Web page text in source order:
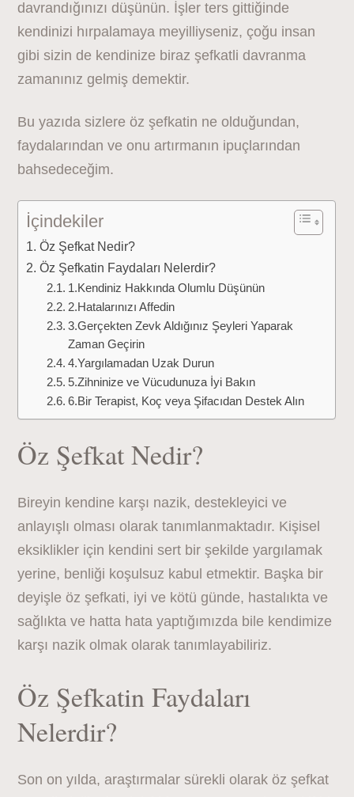
davrandığınızı düşünün. İşler ters gittiğinde
kendinizi hırpalamaya meyilliyseniz, çoğu insan
gibi sizin de kendinize biraz şefkatli davranma
zamanınız gelmiş demektir.
Bu yazıda sizlere öz şefkatin ne olduğundan,
faydalarından ve onu artırmanın ipuçlarından
bahsedeceğim.
İçindekiler
Öz Şefkat Nedir?
Öz Şefkatin Faydaları Nelerdir?
1.Kendiniz Hakkında Olumlu Düşünün
2.Hatalarınızı Affedin
3.Gerçekten Zevk Aldığınız Şeyleri Yaparak
Zaman Geçirin
4.Yargılamadan Uzak Durun
5.Zihninize ve Vücudunuza İyi Bakın
6.Bir Terapist, Koç veya Şifacıdan Destek Alın
Öz Şefkat Nedir?
Bireyin kendine karşı nazik, destekleyici ve
anlayışlı olması olarak tanımlanmaktadır. Kişisel
eksiklikler için kendini sert bir şekilde yargılamak
yerine, benliği koşulsuz kabul etmektir. Başka bir
deyişle öz şefkati, iyi ve kötü günde, hastalıkta ve
sağlıkta ve hatta hata yaptığımızda bile kendimize
karşı nazik olmak olarak tanımlayabiliriz.
Öz Şefkatin Faydaları
Nelerdir?
Son on yılda, araştırmalar sürekli olarak öz şefkat